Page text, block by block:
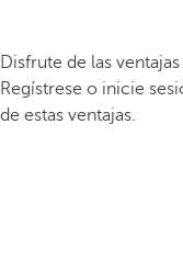
Disfrute de las
Regístrese o inicie
de estas ventajas.